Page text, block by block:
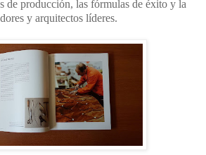
de producción, las fórmulas de éxito y la
y arquitectos líderes.